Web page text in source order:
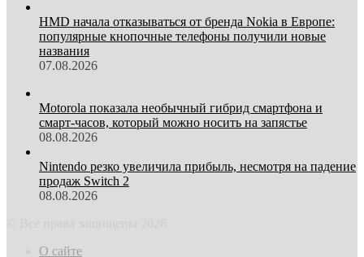
HMD начала отказываться от бренда Nokia в Европе:
популярные кнопочные телефоны получили новые
названия
07.08.2026
Motorola показала необычный гибрид смартфона и
смарт-часов, который можно носить на запястье
08.08.2026
Nintendo резко увеличила прибыль, несмотря на падение
продаж Switch 2
08.08.2026
О сайте